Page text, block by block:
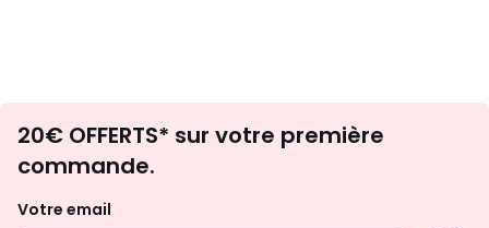
d'inspirations
20€ OFFERTS* sur votre première
commande.
Votre email